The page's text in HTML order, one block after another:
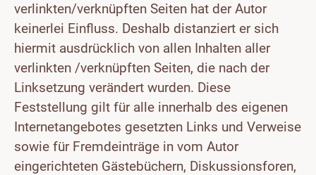
verlinkten/verknüpften Seiten hat der Autor
keinerlei Einfluss. Deshalb distanziert er sich
hiermit ausdrücklich von allen Inhalten aller
verlinkten /verknüpften Seiten, die nach der
Linksetzung verändert wurden. Diese
Feststellung gilt für alle innerhalb des eigenen
Internetangebotes gesetzten Links und Verweise
sowie für Fremdeinträge in vom Autor
eingerichteten Gästebüchern, Diskussionsforen,